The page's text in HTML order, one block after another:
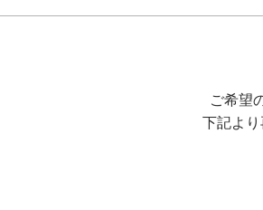
ご希望
下記より